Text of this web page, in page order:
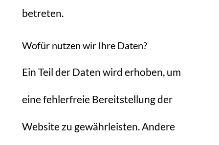
betreten.
Wofür nutzen wir Ihre Daten?
Ein Teil der Daten wird erhoben, um
eine fehlerfreie Bereitstellung der
Website zu gewährleisten. Andere